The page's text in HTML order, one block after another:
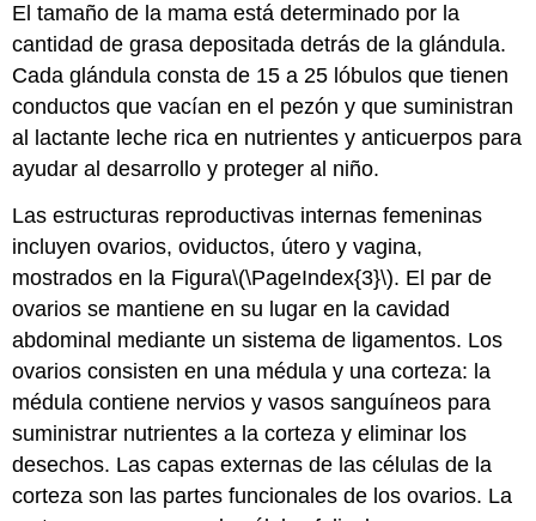
El tamaño de la mama está determinado por la
cantidad de grasa depositada detrás de la glándula.
Cada glándula consta de 15 a 25 lóbulos que tienen
conductos que vacían en el pezón y que suministran
al lactante leche rica en nutrientes y anticuerpos para
ayudar al desarrollo y proteger al niño.
Las estructuras reproductivas internas femeninas
incluyen ovarios, oviductos, útero y vagina,
mostrados en la Figura\(\PageIndex{3}\). El par de
ovarios se mantiene en su lugar en la cavidad
abdominal mediante un sistema de ligamentos. Los
ovarios consisten en una médula y una corteza: la
médula contiene nervios y vasos sanguíneos para
suministrar nutrientes a la corteza y eliminar los
desechos. Las capas externas de las células de la
corteza son las partes funcionales de los ovarios. La